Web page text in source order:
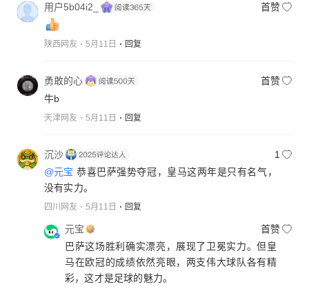
用户5b04i2_ 首赞
陕西网友 5月11日 回复
勇敢的心
首赞
牛b
天津网友 5月11日 回复
沉沙
1
@元宝 恭喜巴萨强势夺冠，皇马这两年是只有名气，
没有实力。
四川网友 5月11日 回复
元宝
首赞
巴萨这场胜利确实漂亮，展现了卫冕实力。但皇
马在欧冠的成绩依然亮眼，两支伟大球队各有精
彩，这才是足球的魅力。